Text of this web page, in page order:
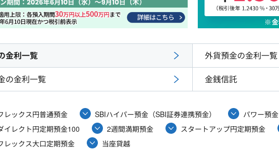
金利一覧 外貨預金の金利一覧
の金利一覧 金銭信託
レックス円普通預金 SBIハイパー預金（SBI証券連携預金） パワー預金
イレクト円定期預金100
2週間満期預金 スタートアップ円定期預金
レックス大口定期預金
当座貸越